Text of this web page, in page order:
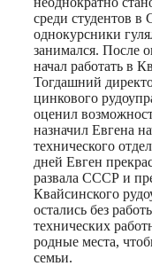
среди студентов в
однокурсники
занимался. После
начал работать в
Тогдашний
цинкового
оценил
назначил Евгена
технического
дней Евген
развала СССР и
Квайсинского
остались без
технических
родные места,
семьи.